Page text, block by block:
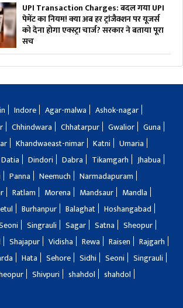
UPI Transaction Charges: बदल गया UPI
पेमेंट का नियम! क्या अब हर ट्रांजैक्शन पर यूजर्स
को देना होगा एक्स्ट्रा चार्ज? सरकार ने बताया पूरा
सच
Indore Agar-malwa
Ashok-nagar
Chhindwara Chhatarpur Gwalior
Guna
Khandwaeast-nimar Katni
Umaria
Datia Dindori Dabra Tikamgarh
Jhabua
Panna Neemuch
Narmadapuram
Ratlam Morena Mandsaur
Mandla
Burhanpur Balaghat
Hoshangabad
Singrauli Sagar Satna
Sheopur
Shajapur Vidisha Rewa Raisen
Rajgarh
Hata Sehore Sidhi Seoni
Singrauli
Shivpuri shahdol
shahdol